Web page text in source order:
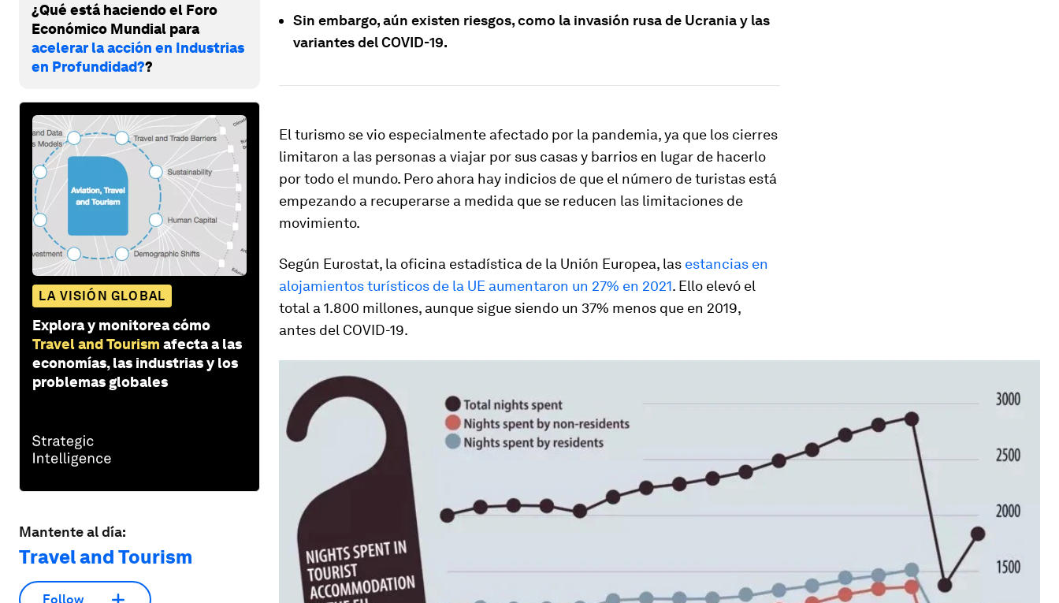
¿Qué está haciendo el Foro
Económico Mundial para
acelerar la acción en Industrias
en Profundidad??
LA VISIÓN GLOBAL
Explora y monitorea cómo
Travel and Tourism afecta a las
economías, las industrias y los
problemas globales
Mantente al día:
Travel and Tourism
Follow
Sin embargo, aún existen riesgos, como la invasión rusa de Ucrania y las
variantes del COVID-19.
El turismo se vio especialmente afectado por la pandemia, ya que los cierres
limitaron a las personas a viajar por sus casas y barrios en lugar de hacerlo
por todo el mundo. Pero ahora hay indicios de que el número de turistas está
empezando a recuperarse a medida que se reducen las limitaciones de
movimiento.
Según Eurostat, la oficina estadística de la Unión Europea, las estancias en
alojamientos turísticos de la UE aumentaron un 27% en 2021. Ello elevó el
total a 1.800 millones, aunque sigue siendo un 37% menos que en 2019,
antes del COVID-19.